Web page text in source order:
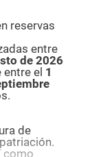
reservas
entre
de2026
entre el 1
de
como